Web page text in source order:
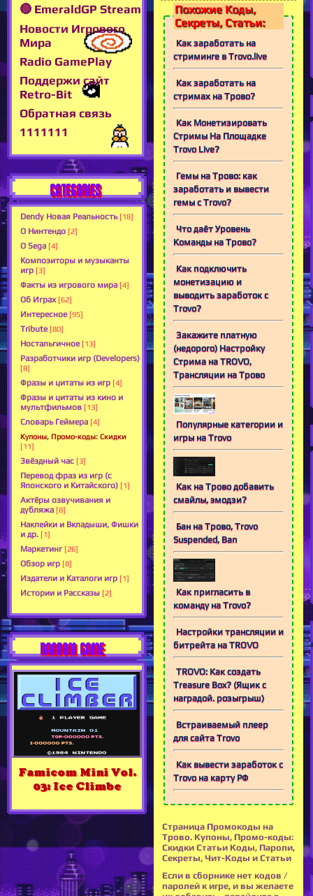
🔴 EmeraldGP Stream
Новости Игрового
Мира
Radio GamePlay
Поддержи сайт
Retro-Bit
Обратная связь
1111111
CATEGORIES
Dendy Новая Реальность [18]
О Нинтендо [2]
О Sega [4]
Композиторы и музыканты
игр [3]
Факты из игрового мира [4]
Об Играх [62]
Интересное [95]
Tribute [80]
Ностальгичное [13]
Разработчики игр (Developers)
[8]
Фразы и цитаты из игр [4]
Фразы и цитаты из кино и
мультфильмов [13]
Словарь Геймера [4]
Купоны, Промо-коды: Скидки
[11]
Звёздный час [3]
Перевод фраз из игр (с
Японского и Китайского) [1]
Актёры озвучивания и
дубляжа [8]
Наклейки и Вкладыши, Фишки
и др. [1]
Маркетинг [26]
Обзор игр [8]
Издатели и Каталоги игр [1]
Истории и Рассказы [2]
RANDOM GAME
Famicom Mini Vol.
03: Ice Climbe
Похожие Коды,
Секреты, Статьи:
Как заработать на
стриминге в Trovo.live
Как заработать на
стримах на Трово?
Как Монетизировать
Стримы На Площадке
Trovo Live?
Гемы на Трово: как
заработать и вывести
гемы с Trovo?
Что даёт Уровень
Команды на Трово?
Как подключить
монетизацию и
выводить заработок с
Trovo?
Закажите платную
(недорого) Настройку
Стрима на TROVO,
Трансляции на Трово
Популярные категории и
игры на Trovo
Как на Трово добавить
смайлы, эмодзи?
Бан на Трово, Trovo
Suspended, Ban
Как пригласить в
команду на Trovo?
Настройки трансляции и
битрейта на TROVO
TROVO: Как создать
Treasure Box? (Ящик с
наградой. розыгрыш)
Встраиваемый плеер
для сайта Trovo
Как вывести заработок с
Trovo на карту РФ
Страница Промокоды на
Трово. Купоны, Промо-коды:
Скидки Статьи Коды, Пароли,
Секреты, Чит-Коды и Статьи
Если в сборнике нет кодов /
паролей к игре, и вы желаете